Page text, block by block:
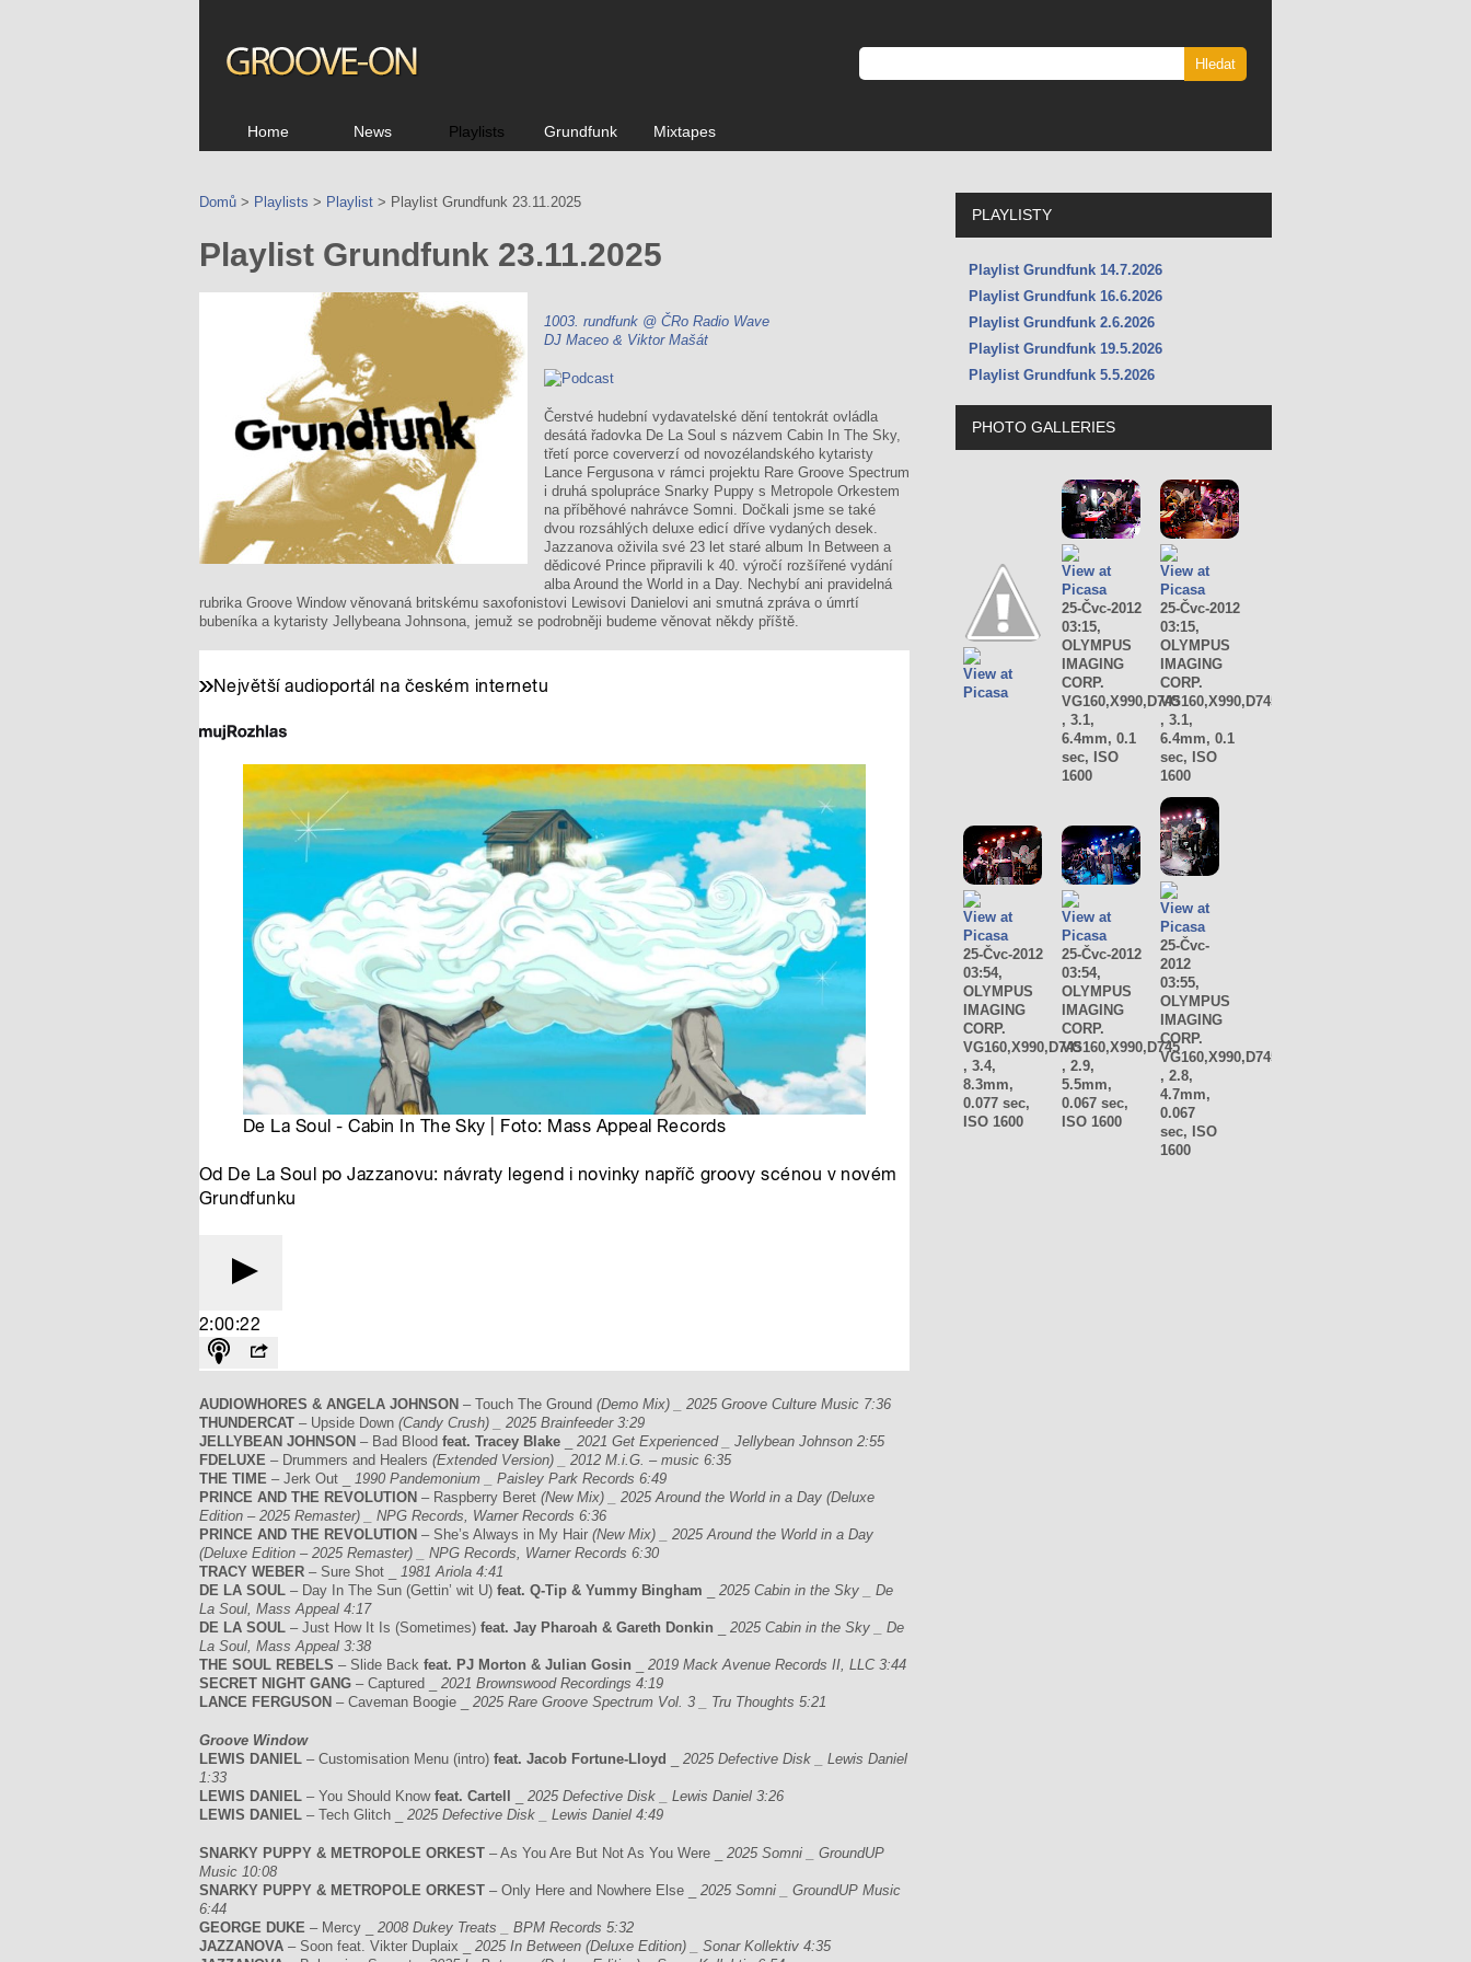
Home News Playlists Grundfunk Mixtapes
Domů > Playlists > Playlist > Playlist Grundfunk 23.11.2025
Playlist Grundfunk 23.11.2025
1003. rundfunk @ ČRo Radio Wave
DJ Maceo & Viktor Mašát
Čerstvé hudební vydavatelské dění tentokrát ovládla
desátá řadovka De La Soul s názvem Cabin In The Sky,
třetí porce coververzí od novozélandského kytaristy
Lance Fergusona v rámci projektu Rare Groove Spectrum
i druhá spolupráce Snarky Puppy s Metropole Orkestem
na příběhové nahrávce Somni. Dočkali jsme se také
dvou rozsáhlých deluxe edicí dříve vydaných desek.
Jazzanova oživila své 23 let staré album In Between a
dědicové Prince připravili k 40. výročí rozšířené vydání
alba Around the World in a Day. Nechybí ani pravidelná
rubrika Groove Window věnovaná britskému saxofonistovi Lewisovi Danielovi ani smutná zpráva o úmrtí
bubeníka a kytaristy Jellybeana Johnsona, jemuž se podrobněji budeme věnovat někdy příště.
AUDIOWHORES & ANGELA JOHNSON – Touch The Ground (Demo Mix) _ 2025 Groove Culture Music 7:36
THUNDERCAT – Upside Down (Candy Crush) _ 2025 Brainfeeder 3:29
JELLYBEAN JOHNSON – Bad Blood feat. Tracey Blake
2021 Get Experienced _ Jellybean Johnson 2:55
FDELUXE – Drummers and Healers (Extended Version) _ 2012 M.i.G. – music 6:35
THE TIME – Jerk Out _
1990 Pandemonium _ Paisley Park Records 6:49
PRINCE AND THE REVOLUTION – Raspberry Beret (New Mix) _ 2025 Around the World in a Day (Deluxe
Edition – 2025 Remaster) _ NPG Records, Warner Records 6:36
PRINCE AND THE REVOLUTION – She’s Always in My Hair (New Mix) _ 2025 Around the World in a Day
(Deluxe Edition – 2025 Remaster) _ NPG Records, Warner Records 6:30
TRACY WEBER – Sure Shot _
1981 Ariola 4:41
DE LA SOUL – Day In The Sun (Gettin’ wit U) feat. Q-Tip & Yummy Bingham
2025 Cabin in the Sky _ De
La Soul, Mass Appeal 4:17
DE LA SOUL – Just How It Is (Sometimes) feat. Jay Pharoah & Gareth Donkin
2025 Cabin in the Sky _ De
La Soul, Mass Appeal 3:38
THE SOUL REBELS – Slide Back feat. PJ Morton & Julian Gosin
2019 Mack Avenue Records II, LLC 3:44
SECRET NIGHT GANG – Captured _ 2021 Brownswood Recordings 4:19
LANCE FERGUSON – Caveman Boogie _ 2025 Rare Groove Spectrum Vol. 3 _ Tru Thoughts 5:21
Groove Window
LEWIS DANIEL – Customisation Menu (intro) feat. Jacob Fortune-Lloyd
2025 Defective Disk _ Lewis Daniel
1:33
LEWIS DANIEL – You Should Know feat. Cartell
2025 Defective Disk _ Lewis Daniel 3:26
LEWIS DANIEL – Tech Glitch _ 2025 Defective Disk _ Lewis Daniel 4:49
SNARKY PUPPY & METROPOLE ORKEST – As You Are But Not As You Were _
2025 Somni _ GroundUP
Music 10:08
SNARKY PUPPY & METROPOLE ORKEST – Only Here and Nowhere Else _ 2025 Somni _ GroundUP Music
6:44
GEORGE DUKE – Mercy _
2008 Dukey Treats _ BPM Records 5:32
JAZZANOVA – Soon feat. Vikter Duplaix _ 2025 In Between (Deluxe Edition) _ Sonar Kollektiv 4:35
PLAYLISTY
Playlist Grundfunk 14.7.2026
Playlist Grundfunk 16.6.2026
Playlist Grundfunk 2.6.2026
Playlist Grundfunk 19.5.2026
Playlist Grundfunk 5.5.2026
PHOTO GALLERIES
View at
Picasa
View at
Picasa
25-Čvc-2012
03:15,
OLYMPUS
IMAGING
CORP.
VG160,X990,D745
, 3.1,
6.4mm, 0.1
sec, ISO
1600
View at
Picasa
25-Čvc-2012
03:15,
OLYMPUS
IMAGING
CORP.
VG160,X990,D745
, 3.1,
6.4mm, 0.1
sec, ISO
1600
View at
Picasa
25-Čvc-2012
03:54,
OLYMPUS
IMAGING
CORP.
VG160,X990,D745
, 3.4,
8.3mm,
0.077 sec,
ISO 1600
View at
Picasa
25-Čvc-2012
03:54,
OLYMPUS
IMAGING
CORP.
VG160,X990,D745
, 2.9,
5.5mm,
0.067 sec,
ISO 1600
View at
Picasa
25-Čvc-
2012
03:55,
OLYMPUS
IMAGING
CORP.
VG160,X990,D745
, 2.8,
4.7mm,
0.067
sec, ISO
1600